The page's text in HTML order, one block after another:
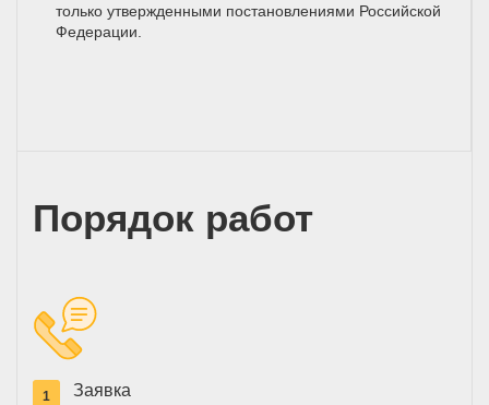
только утвержденными постановлениями Российской
Федерации.
Порядок работ
1 Заявка